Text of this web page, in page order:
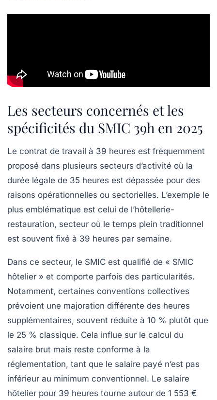
Les secteurs concernés et les
spécificités du SMIC 39h en 2025
Le contrat de travail à 39 heures est fréquemment
proposé dans plusieurs secteurs d’activité où la
durée légale de 35 heures est dépassée pour des
raisons opérationnelles ou sectorielles. L’exemple le
plus emblématique est celui de l’hôtellerie-
restauration, secteur où le temps plein traditionnel
est souvent fixé à 39 heures par semaine.
Dans ce secteur, le SMIC est qualifié de « SMIC
hôtelier » et comporte parfois des particularités.
Notamment, certaines conventions collectives
prévoient une majoration différente des heures
supplémentaires, souvent réduite à 10 % plutôt que
le 25 % classique. Cela influe sur le calcul du
salaire brut mais reste conforme à la
réglementation, tant que le salaire payé n’est pas
inférieur au minimum conventionnel. Le salaire
hôtelier pour 39 heures tourne autour de 1 553 €